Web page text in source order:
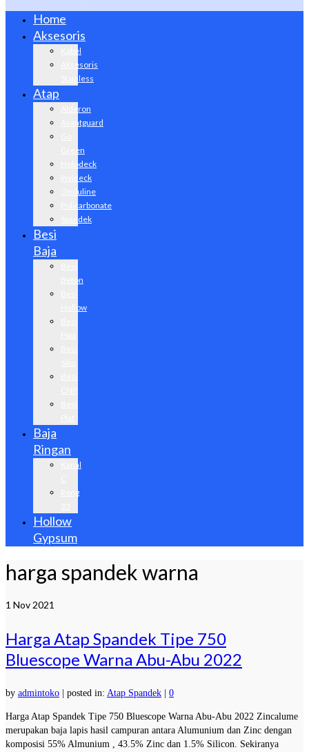
Home
Aksesoris
Kabel
Aksesoris
Stainless
Atap
Alderon
Avantguard
Green
Holodeck
Invideck
Onduline
Policarbonate
Spandek
Besi
Baja
Beton
Hollow
Baja
Ringan
Kanal
Reng
Hollow
Gypsum
harga spandek warna
1 Nov 2021
Harga Atap Spandek Tipe 750
Bluescope Warna Abu-Abu 2022
by admintoko posted in: Atap Spandek 0
Harga Atap Spandek Tipe 750 Bluescope Warna Abu-Abu 2022 Zincalume
merupakan baja lapis hasil campuran antara Alumunium dan Zinc dengan
komposisi 55% Almunium , 43.5% Zinc dan 1.5% Silicon. Sekiranya